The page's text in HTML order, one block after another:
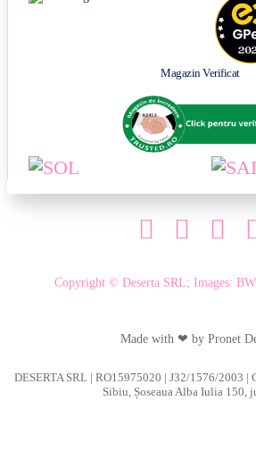
Magazin Verificat
Copyright © Deserta SRL; Images:
Made with ❤ by Pronet
DESERTA SRL | RO15975020 | J32/1576/2003
Sibiu, Șoseaua Alba Iulia 150,